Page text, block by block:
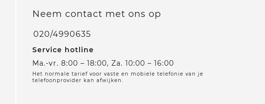
Neem contact met ons op
020/4990635
Service hotline
Ma.-vr. 8:00 – 18:00, Za. 10:00 – 16:00
Het normale tarief voor vaste en mobiele telefonie van je
telefoonprovider kan afwijken.